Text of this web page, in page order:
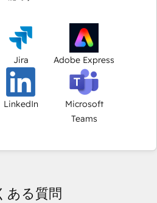
Jira Adobe Express
LinkedIn
Microsoft
Teams
ある質問